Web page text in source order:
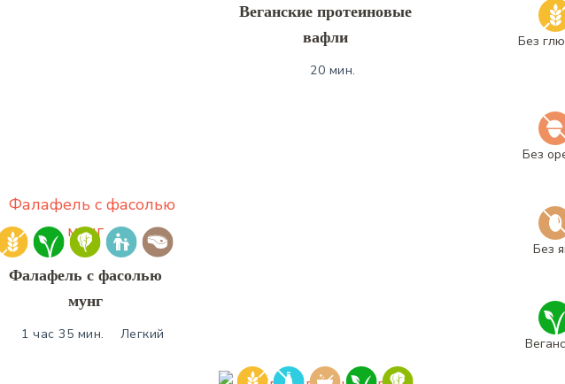
Веганские протеиновые
вафли
20 мин.
Фалафель с фасолью
мунг
1 час 35 мин. Легкий
Без
Без
Без